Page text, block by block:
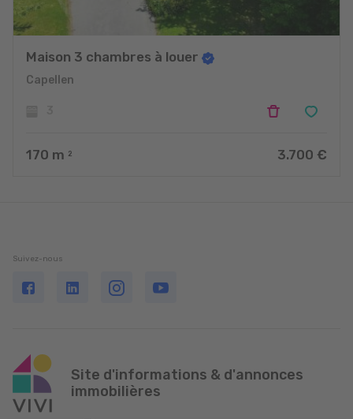
Maison 3 chambres à louer
Capellen
170 m 2 3.700 €
Suivez-nous
Site d'informations & d'annonces
immobilières